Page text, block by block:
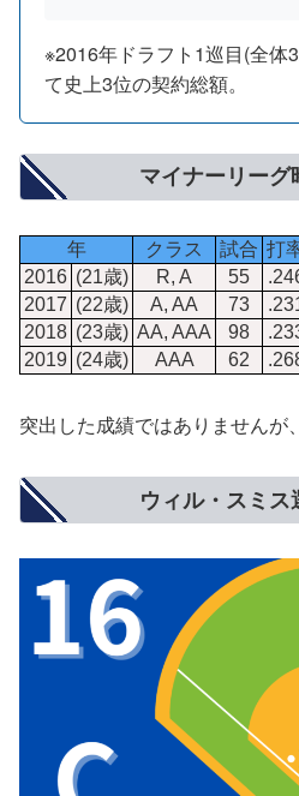
※2016年ドラフト1巡目(全体
て史上3位の契約総額。
マイナーリーグ
年 クラス 試合 打
2016 (21歳) R, A 55
2017 (22歳) A, AA 73
2018 (23歳) AA, AAA 98
2019 (24歳) AAA 62
突出した成績ではありませんが
ウィル・スミス